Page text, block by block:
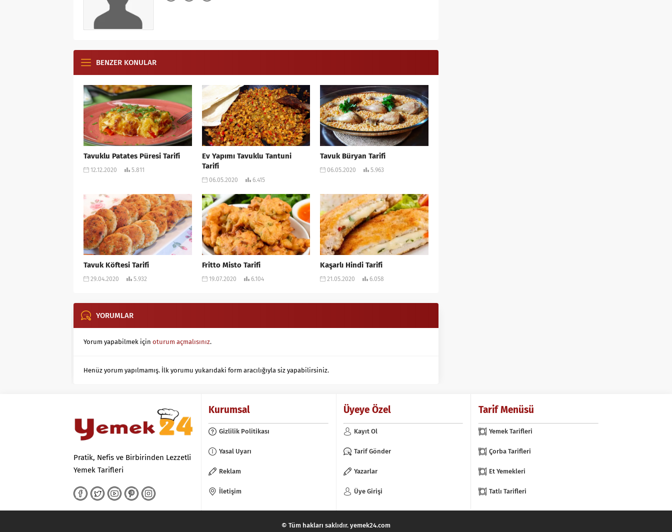
BENZER KONULAR
Tavuklu Patates Püresi Tarifi
12.12.2020 5.811
Ev Yapımı Tavuklu Tantuni
Tarifi
06.05.2020 6.415
Tavuk Büryan Tarifi
06.05.2020 5.963
Tavuk Köftesi Tarifi
29.04.2020 5.932
Fritto Misto Tarifi
19.07.2020 6.104
Kaşarlı Hindi Tarifi
21.05.2020 6.058
YORUMLAR
Yorum yapabilmek için oturum açmalısınız.
Henüz yorum yapılmamış. İlk yorumu yukarıdaki form aracılığıyla siz yapabilirsiniz.
Pratik, Nefis ve Birbirinden Lezzetli
Yemek Tarifleri
Kurumsal
Gizlilik Politikası
Yasal Uyarı
Reklam
İletişim
Üyeye Özel
Kayıt Ol
Tarif Gönder
Yazarlar
Üye Girişi
Tarif Menüsü
Yemek Tarifleri
Çorba Tarifleri
Et Yemekleri
Tatlı Tarifleri
© Tüm hakları saklıdır. yemek24.com